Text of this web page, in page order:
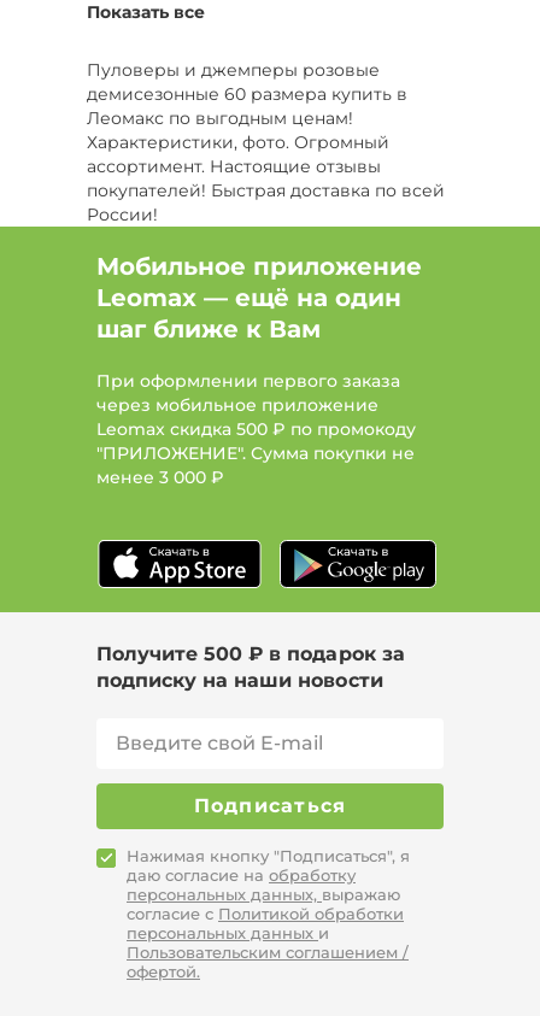
Цвет Черный, Размер 56, Сезон Демисезон
Цвет Серый, Размер 54, Сезон Лето
Тип джемпер, Цвет Голубой, Размер 66
Размер 52, Сезон Все
Тип свитер, Цвет Желтый
Тип свитер, Цвет Желтый, Размер 56
Тип лонгслив , Цвет Голубой, Сезон Демисезон
Тип лонгслив , Размер 52, Сезон Лето
Тип рубашка, Размер 42
Тип джемпер, Цвет Розовый, Размер 62
Тип худи, Размер 52
Показать все
Пуловеры и джемперы розовые
демисезонные 60 размера купить в
Леомакс по выгодным ценам!
Характеристики, фото. Огромный
ассортимент. Настоящие отзывы
покупателей! Быстрая доставка по всей
России!
Мобильное приложение
Leomax — ещё на один
шаг ближе к Вам
При оформлении первого заказа
через мобильное приложение
Leomax скидка 500 ₽ по промокоду
"ПРИЛОЖЕНИЕ". Сумма покупки не
менее 3 000 ₽
Получите 500 ₽ в подарок за
подписку на наши новости
Подписаться
Нажимая кнопку "Подписаться", я
даю согласие на обработку
персональных данных, выражаю
согласие с Политикой обработки
персональных данных и
Пользовательским соглашением /
офертой.